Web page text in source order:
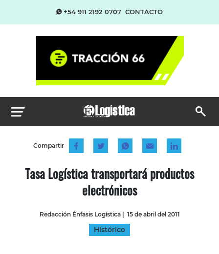
+54 911 2192 0707 CONTACTO
Compartir
Tasa Logística transportará productos
electrónicos
Redacción Énfasis Logística| 15 de abril del 2011
Histórico